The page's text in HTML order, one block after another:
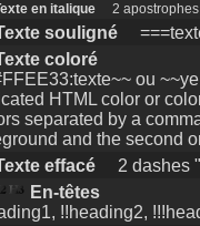
en italique 2
souligné
coloré
ou
HTML color or
separated by a
and the second
effacé 2 dashes
En-têtes
!!heading2,